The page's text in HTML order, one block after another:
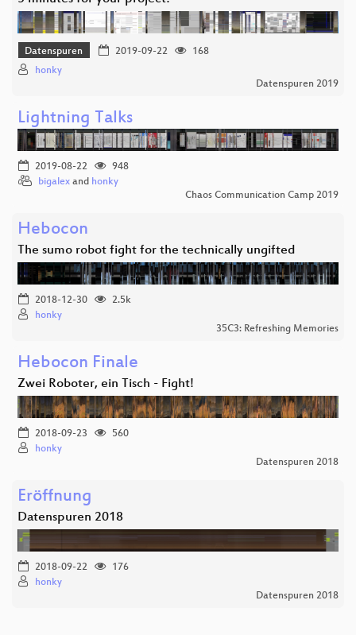
Datenspuren 2019-09-22
168
honky
Datenspuren 2019
Lightning Talks
2019-08-22
948
bigalex and honky
Chaos Communication Camp 2019
Hebocon
The sumo robot fight for the technically ungifted
2018-12-30
2.5k
honky
35C3: Refreshing Memories
Hebocon Finale
Zwei Roboter, ein Tisch - Fight!
2018-09-23
560
honky
Datenspuren 2018
Eröffnung
Datenspuren 2018
2018-09-22
176
honky
Datenspuren 2018